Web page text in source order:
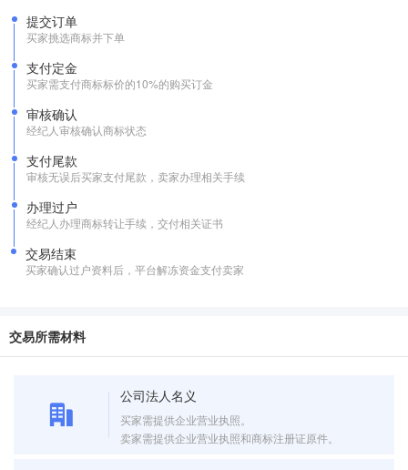
提交订单
买家挑选商标并下单
支付定金
买家需支付商标标价的10%的购买订金
审核确认
经纪人审核确认商标状态
支付尾款
审核无误后买家支付尾款，卖家办理相关手续
办理过户
经纪人办理商标转让手续，交付相关证书
交易结束
买家确认过户资料后，平台解冻资金支付卖家
交易所需材料
公司法人名义
买家需提供企业营业执照。
卖家需提供企业营业执照和商标注册证原件。